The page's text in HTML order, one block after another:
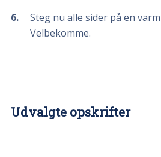
6
Steg nu alle sider på en
Velbekomme.
Udvalgte opskrifter